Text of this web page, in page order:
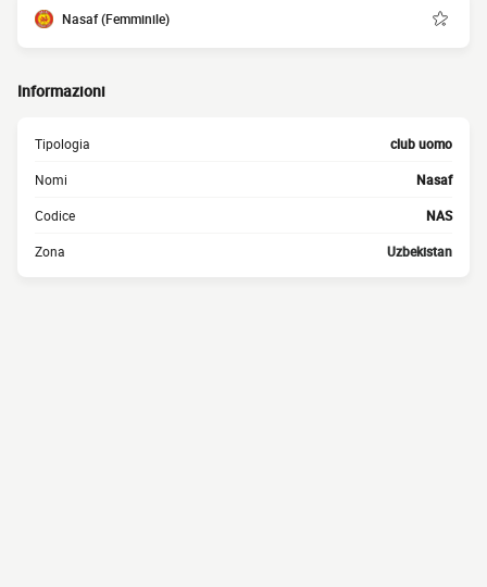
Nasaf (Femminile)
Informazioni
Tipologia club uomo
Nomi Nasaf
Codice NAS
Zona Uzbekistan